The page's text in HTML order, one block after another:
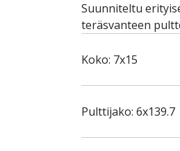
Suunniteltu
teräsvanteen
Koko: 7x15
Pulttijako: 6x139.7